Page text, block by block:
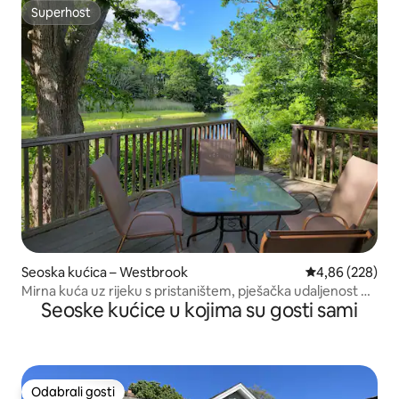
Superhost
Superhost
Seoska kućica – Westbrook Prosječna
4,86 (228)
Mirna kuća uz rijeku s pristaništem, pješačka udaljenost od
plažeSeoske kućice u kojima su gosti sami
Odabrali gosti